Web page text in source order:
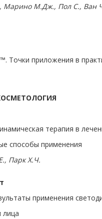
Марино М.Дж., Пол С., Ван
Точки приложения в
терапия в
способы применения
Парк Х.Ч.
применения
лица